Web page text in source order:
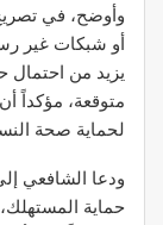
وأوضح، في
أو شبكات غير
يزيد من احتمال
متوقعة، مؤكداً
لحماية صحة
ودعا الشافعي
حماية